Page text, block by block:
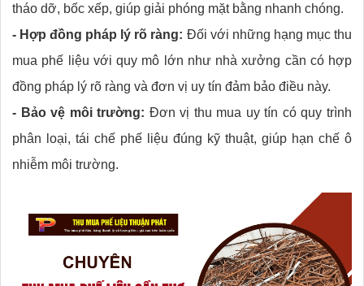
tháo dỡ, bốc xếp, giúp giải phóng mặt bằng nhanh chóng.
- Hợp đồng pháp lý rõ ràng: Đối với những hạng mục thu
mua phế liệu với quy mô lớn như nhà xưởng cần có hợp
đồng pháp lý rõ ràng và đơn vị uy tín đảm bảo điều này.
- Bảo vệ môi trường: Đơn vị thu mua uy tín có quy trình
phân loại, tái chế phế liệu đúng kỹ thuật, giúp hạn chế ô
nhiễm môi trường.